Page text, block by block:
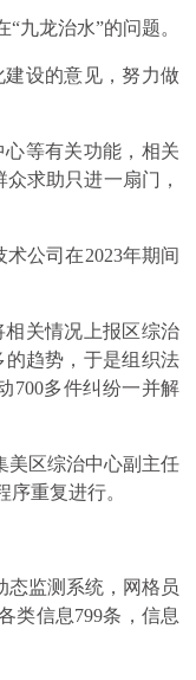
九龙治水”的问题。
建设的意见，努力做
等有关功能，相关
求助只进一扇门，
公司在2023年期间
关情况上报区综治
趋势，于是组织法
700多件纠纷一并解
美区综治中心副主任
重复进行。
态监测系统，网格员
类信息799条，信息